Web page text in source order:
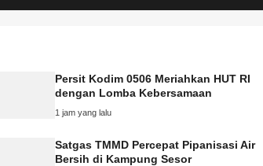
Persit Kodim 0506 Meriahkan HUT RI
dengan Lomba Kebersamaan
1 jam yang lalu
Satgas TMMD Percepat Pipanisasi Air
Bersih di Kampung Sesor